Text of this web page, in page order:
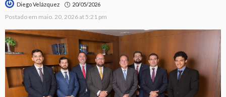
Diego Velázquez 20/05/2026
Postado em maio. 20, 2026 at 5:21 pm